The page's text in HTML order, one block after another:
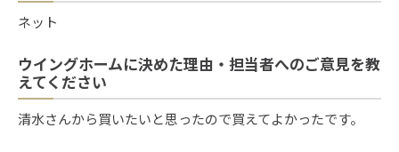
ネット
ウイングホームに決めた理由・担当者へのご意見を教
えてください
清水さんから買いたいと思ったので買えてよかったです。